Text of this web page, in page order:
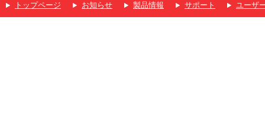
トップページ お知らせ 製品情報 サポート ユーザ